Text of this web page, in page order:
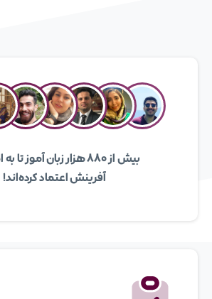
بیش از ۸۸۰ هزار زبان آموز
آفرینش اعتماد کرده‌اند!